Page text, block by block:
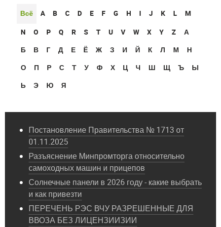
Всё A B C D E F G H I J K L
M
N
O P Q R S T U V W X Y Z
А
Б
В Г Д Е Ё Ж З И Й К Л М
Н
О
П Р С Т У Ф Х Ц Ч Ш Щ Ъ
Ы
Ь
Э Ю Я
Постановление Правительства № 1713 от
01.11.2025
Разъяснение Минпромторга относительно
самоходных машин и прицепов
Солнечные панели в 2026 году - какие выбрать
и как привезти
ПЕРЕЧЕНЬ РЭС ВЧУ РАЗРЕШЕННЫЕ ДЛЯ
ВВОЗА БЕЗ ЛИЦЕНЗИИЗИИ